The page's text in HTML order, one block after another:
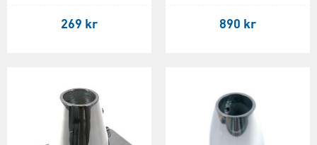
269 kr 890 kr